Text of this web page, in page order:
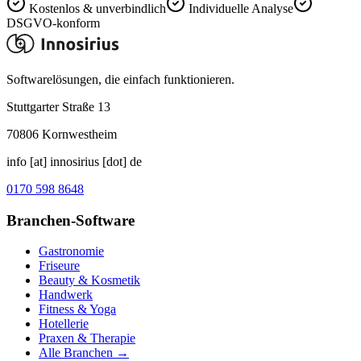
Kostenlos & unverbindlich
Individuelle Analyse
DSGVO-konform
Softwarelösungen, die einfach funktionieren.
Stuttgarter Straße 13
70806 Kornwestheim
info [at] innosirius [dot] de
0170 598 8648
Branchen-Software
Gastronomie
Friseure
Beauty & Kosmetik
Handwerk
Fitness & Yoga
Hotellerie
Praxen & Therapie
Alle Branchen →